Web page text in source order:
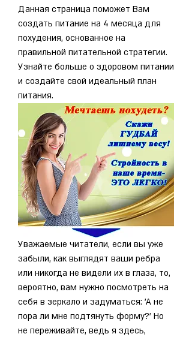
Данная страница поможет Вам
создать питание на 4 месяца для
похудения, основанное на
правильной питательной стратегии.
Узнайте больше о здоровом питании
и создайте свой идеальный план
питания.
Уважаемые читатели, если вы уже
забыли, как выглядят ваши ребра
или никогда не видели их в глаза, то,
вероятно, вам нужно посмотреть на
себя в зеркало и задуматься: 'А не
пора ли мне подтянуть форму?' Но
не переживайте, ведь я здесь,